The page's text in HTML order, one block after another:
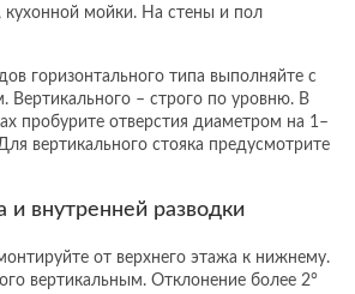
мойки. На стены и пол
горизонтального типа выполняйте с
Вертикального – строго по уровню. В
пробурите отверстия диаметром на 1–
вертикального стояка предусмотрите
и внутренней разводки
от верхнего этажа к нижнему.
вертикальным. Отклонение более 2°